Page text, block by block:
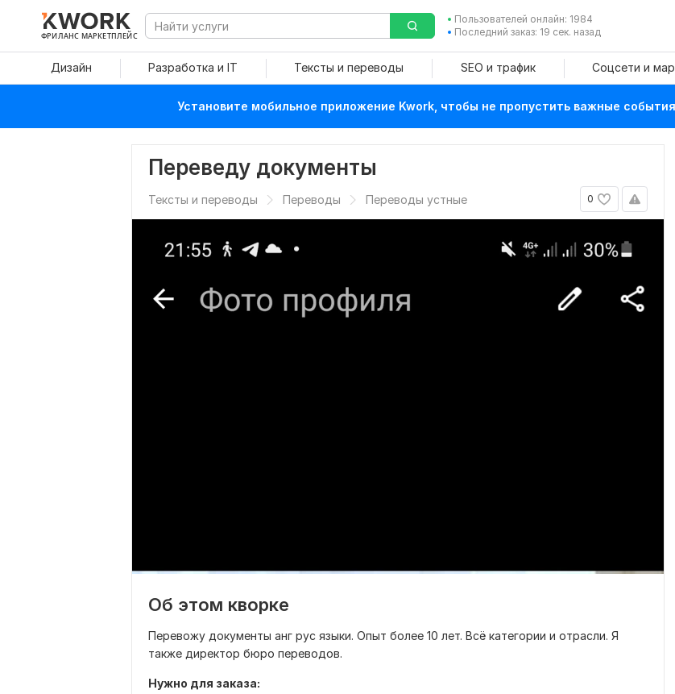
ФРИЛАНС МАРКЕТПЛЕЙС
Пользователей онлайн: 1984
Последний заказ: 19 сек. назад
Дизайн Разработка и IT Тексты и переводы SEO и трафик Соцсети и
Установите мобильное приложение Kwork, чтобы не пропустить важные
Переведу документы
0
Тексты и переводы Переводы Переводы устные
Об этом кворке
Перевожу документы анг рус языки. Опыт более 10 лет. Всё категории и отрасли. Я
также директор бюро переводов.
Нужно для заказа: